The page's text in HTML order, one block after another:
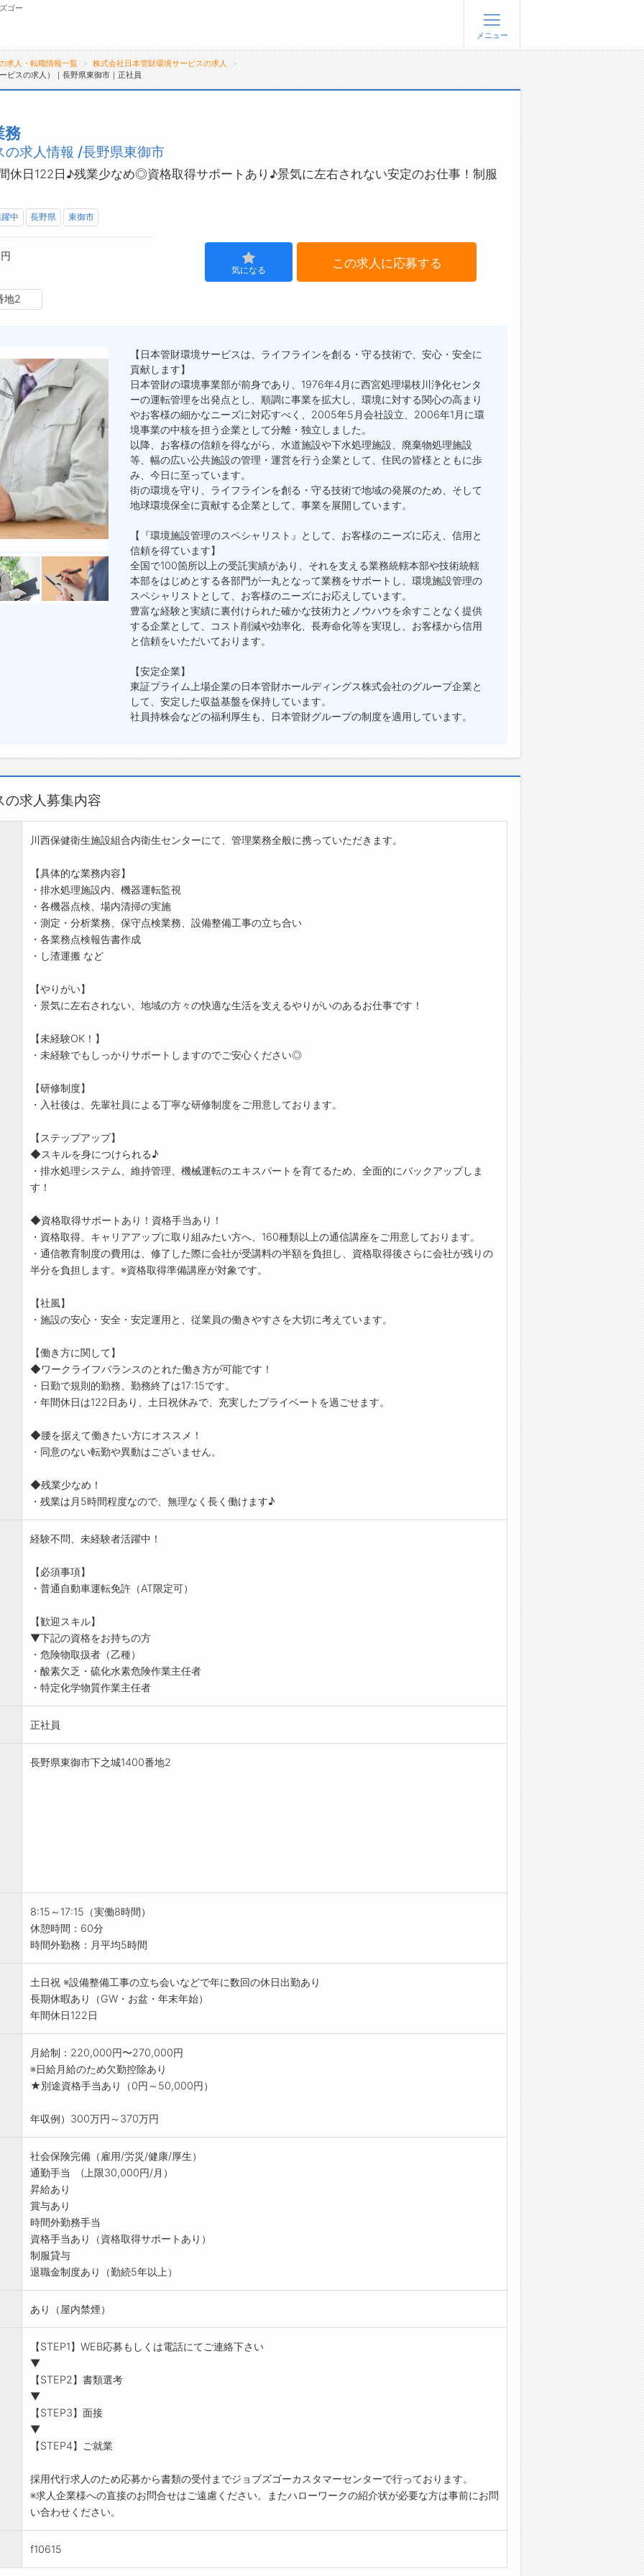
転職支援サービス
転職ノウハウ(応募書類の書き方・面接対策な
お問い合わせ
ゴー
メニュー
求人・転職情報一覧
株式会社日本管財環境サービスの求人
ビスの求人）｜長野県東御市｜正社員
務
求人情報 /長野県東御市
休日122日♪残業少なめ◎資格取得サポートあり♪景気に左右されない安定のお仕事！制服
中 長野県 東御市
地2
気になる この求人に応募する
【日本管財環境サービスは、ライフラインを創る・守る技術で、安心・安全に
貢献します】
日本管財の環境事業部が前身であり、1976年4月に西宮処理場枝川浄化センタ
ーの運転管理を出発点とし、順調に事業を拡大し、環境に対する関心の高まり
やお客様の細かなニーズに対応すべく、2005年5月会社設立、2006年1月に環
境事業の中核を担う企業として分離・独立しました。
以降、お客様の信頼を得ながら、水道施設や下水処理施設、廃棄物処理施設
等、幅の広い公共施設の管理・運営を行う企業として、住民の皆様とともに歩
み、今日に至っています。
街の環境を守り、ライフラインを創る・守る技術で地域の発展のため、そして
地球環境保全に貢献する企業として、事業を展開しています。
【『環境施設管理のスペシャリスト』として、お客様のニーズに応え、信用と
信頼を得ています】
全国で100箇所以上の受託実績があり、それを支える業務統轄本部や技術統轄
本部をはじめとする各部門が一丸となって業務をサポートし、環境施設管理の
スペシャリストとして、お客様のニーズにお応えしています。
豊富な経験と実績に裏付けられた確かな技術力とノウハウを余すことなく提供
する企業として、コスト削減や効率化、長寿命化等を実現し、お客様から信用
と信頼をいただいております。
【安定企業】
東証プライム上場企業の日本管財ホールディングス株式会社のグループ企業と
して、安定した収益基盤を保持しています。
社員持株会などの福利厚生も、日本管財グループの制度を適用しています。
の求人募集内容
川西保健衛生施設組合内衛生センターにて、管理業務全般に携っていただきます。
【具体的な業務内容】
・排水処理施設内、機器運転監視
・各機器点検、場内清掃の実施
・測定・分析業務、保守点検業務、設備整備工事の立ち合い
・各業務点検報告書作成
・し渣運搬 など
【やりがい】
・景気に左右されない、地域の方々の快適な生活を支えるやりがいのあるお仕事です！
【未経験OK！】
・未経験でもしっかりサポートしますのでご安心ください◎
【研修制度】
・入社後は、先輩社員による丁寧な研修制度をご用意しております。
【ステップアップ】
◆スキルを身につけられる♪
・排水処理システム、維持管理、機械運転のエキスパートを育てるため、全面的にバックアップしま
す！
◆資格取得サポートあり！資格手当あり！
・資格取得、キャリアアップに取り組みたい方へ、160種類以上の通信講座をご用意しております。
・通信教育制度の費用は、修了した際に会社が受講料の半額を負担し、資格取得後さらに会社が残りの
半分を負担します。※資格取得準備講座が対象です。
【社風】
・施設の安心・安全・安定運用と、従業員の働きやすさを大切に考えています。
【働き方に関して】
◆ワークライフバランスのとれた働き方が可能です！
・日勤で規則的勤務、勤務終了は17:15です。
・年間休日は122日あり、土日祝休みで、充実したプライベートを過ごせます。
◆腰を据えて働きたい方にオススメ！
・同意のない転勤や異動はございません。
◆残業少なめ！
・残業は月5時間程度なので、無理なく長く働けます♪
経験不問、未経験者活躍中！
【必須事項】
・普通自動車運転免許（AT限定可）
【歓迎スキル】
▼下記の資格をお持ちの方
・危険物取扱者（乙種）
・酸素欠乏・硫化水素危険作業主任者
・特定化学物質作業主任者
正社員
長野県東御市下之城1400番地2
8:15～17:15（実働8時間）
休憩時間：60分
時間外勤務：月平均5時間
土日祝 ※設備整備工事の立ち会いなどで年に数回の休日出勤あり
長期休暇あり（GW・お盆・年末年始）
年間休日122日
月給制：220,000円〜270,000円
※日給月給のため欠勤控除あり
★別途資格手当あり（0円～50,000円）
年収例）300万円～370万円
社会保険完備（雇用/労災/健康/厚生）
通勤手当 (上限30,000円/月）
昇給あり
賞与あり
時間外勤務手当
資格手当あり（資格取得サポートあり）
制服貸与
退職金制度あり（勤続5年以上）
あり（屋内禁煙）
【STEP1】WEB応募もしくは電話にてご連絡下さい
▼
【STEP2】書類選考
▼
【STEP3】面接
▼
【STEP4】ご就業
採用代行求人のため応募から書類の受付までジョブズゴーカスタマーセンターで行っております。
※求人企業様への直接のお問合せはご遠慮ください。またハローワークの紹介状が必要な方は事前にお問
い合わせください。
f10615